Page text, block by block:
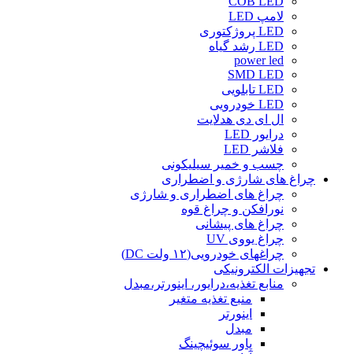
لامپ LED
LED پروژکتوری
LED رشد گیاه
power led
SMD LED
LED تابلویی
LED خودرویی
ال ای دی هدلایت
درایور LED
فلاشر LED
چسب و خمیر سیلیکونی
چراغ های شارژی و اضطراری
چراغ های اضطراری و شارژی
نورافکن و چراغ قوه
چراغ های پیشانی
چراغ یووی UV
چراغهای خودرویی(۱۲ ولت DC)
تجهیزات الکترونیکی
منابع تغذیه،درایور، اینورتر،مبدل
منبع تغذیه متغیر
اینورتر
مبدل
پاور سوئیچینگ